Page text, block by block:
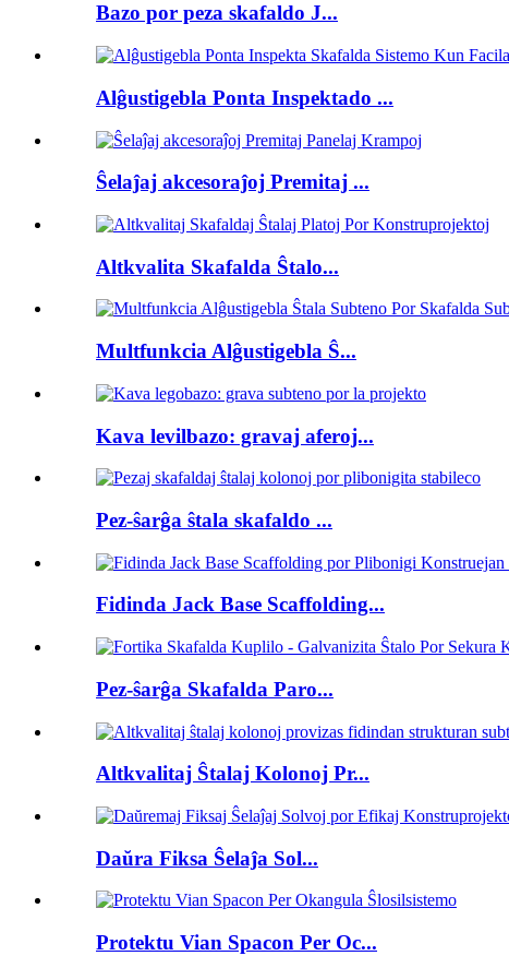
Bazo por peza skafaldo J...
Alĝustigebla Ponta Inspektado ...
Ŝelaĵaj akcesoraĵoj Premitaj ...
Altkvalita Skafalda Ŝtalo...
Multfunkcia Alĝustigebla Ŝ...
Kava levilbazo: gravaj aferoj...
Pez-ŝarĝa ŝtala skafaldo ...
Fidinda Jack Base Scaffolding...
Pez-ŝarĝa Skafalda Paro...
Altkvalitaj Ŝtalaj Kolonoj Pr...
Daŭra Fiksa Ŝelaĵa Sol...
Protektu Vian Spacon Per Oc...